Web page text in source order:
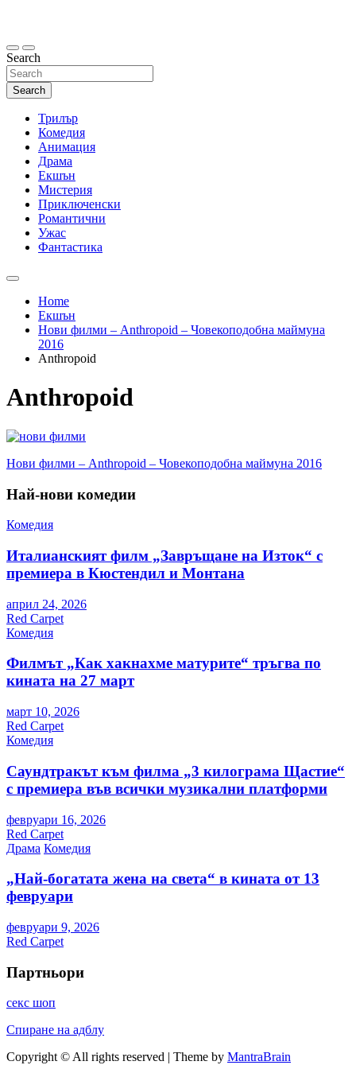
Search
Search
Трилър
Комедия
Анимация
Драма
Екшън
Мистерия
Приключенски
Романтични
Ужас
Фантастика
Home
Екшън
Нови филми – Anthropoid – Човекоподобна маймуна
2016
Anthropoid
Anthropoid
Навигация
Нови филми – Anthropoid – Човекоподобна маймуна 2016
Най-нови комедии
Комедия
Италианският филм „Завръщане на Изток“ с
премиера в Кюстендил и Монтана
април 24, 2026
Red Carpet
Комедия
Филмът „Как хакнахме матурите“ тръгва по
кината на 27 март
март 10, 2026
Red Carpet
Комедия
Саундтракът към филма „3 килограма Щастие“
с премиера във всички музикални платформи
февруари 16, 2026
Red Carpet
Драма Комедия
„Най-богатата жена на света“ в кината от 13
февруари
февруари 9, 2026
Red Carpet
Партньори
секс шоп
Спиране на адблу
Copyright © All rights reserved | Theme by MantraBrain